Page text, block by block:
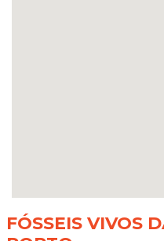
FÓSSEIS VIVOS